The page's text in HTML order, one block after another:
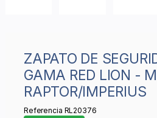
ZAPATO DE SEGURIDAD U POWER
GAMA RED LION -
RAPTOR/IMPERIUS
Referencia RL20376